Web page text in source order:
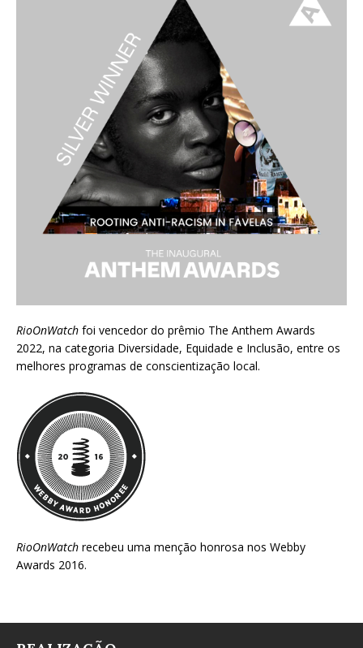
RioOnWatch foi vencedor do prêmio The Anthem Awards
2022, na categoria Diversidade, Equidade e Inclusão, entre os
melhores programas de conscientização local.
RioOnWatch recebeu uma menção honrosa nos Webby
Awards 2016.